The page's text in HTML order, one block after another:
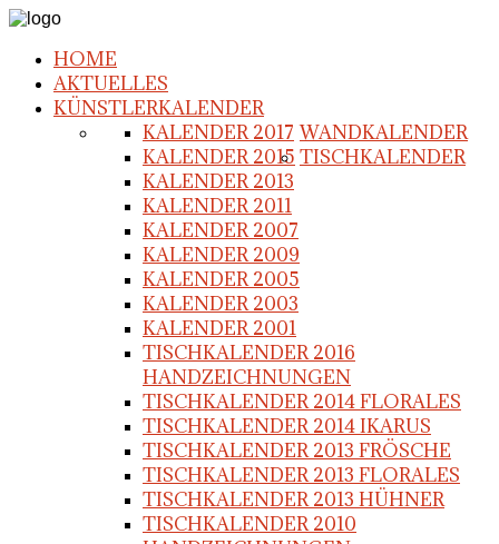
HOME
AKTUELLES
KÜNSTLERKALENDER
WANDKALENDER
KALENDER 2017
KALENDER 2015
KALENDER 2013
KALENDER 2011
KALENDER 2007
KALENDER 2009
KALENDER 2005
KALENDER 2003
KALENDER 2001
TISCHKALENDER
TISCHKALENDER 2016
HANDZEICHNUNGEN
TISCHKALENDER 2014 FLORALES
TISCHKALENDER 2014 IKARUS
TISCHKALENDER 2013 FRÖSCHE
TISCHKALENDER 2013 FLORALES
TISCHKALENDER 2013 HÜHNER
TISCHKALENDER 2010